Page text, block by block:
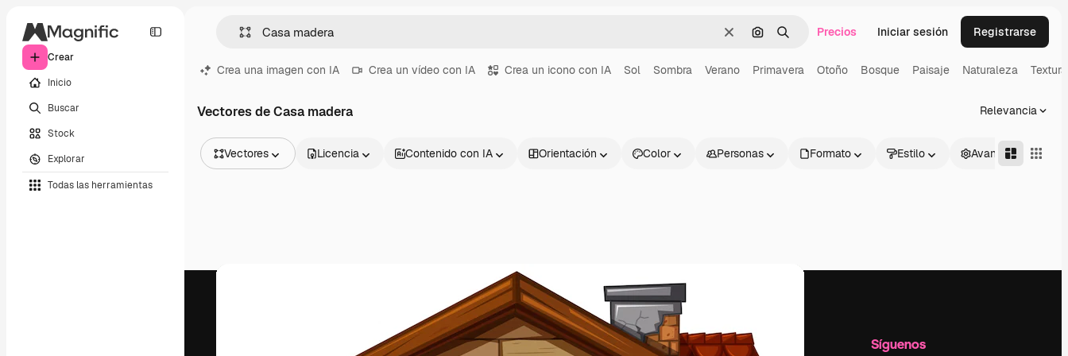
Crear
Inicio
Buscar
Stock
Explorar
Todas las herramientas
BorrarBuscar por imagen
BuscarPrecios Iniciar sesión Registrarse
Crea una imagen con IA Crea un vídeo con IA Crea un icono con IA Sol Sombra Verano Primavera Otoño Bosque Paisaje Naturaleza
Vectores de Casa madera Relevancia
Vectores
Vídeos
Licencia Contenido con IA Orientación Color Personas Formato Estilo Avanzado
Productos Información útil Empresa Síguenos